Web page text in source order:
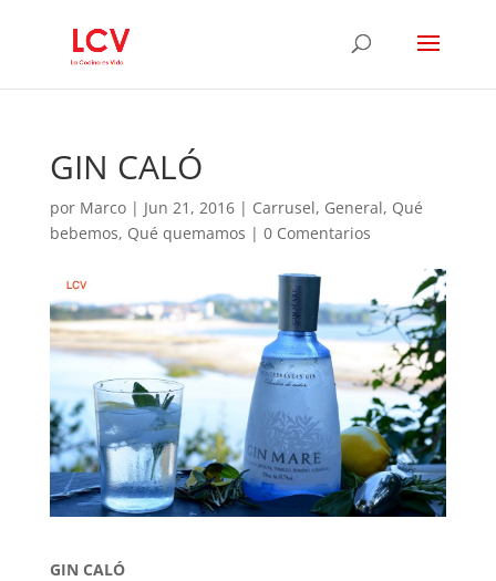
GIN CALÓ
por Marco| Jun 21, 2016| Carrusel, General, Qué
bebemos, Qué quemamos | 0 Comentarios
GIN CALÓ